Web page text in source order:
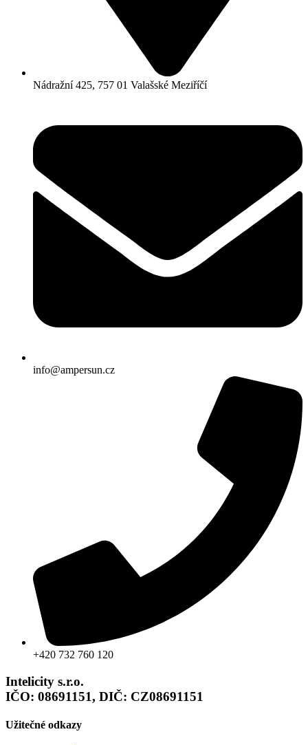
Nádražní 425, 757 01 Valašské Meziříčí
info@ampersun.cz
+420 732 760 120
Intelicity s.r.o.
IČO: 08691151, DIČ: CZ08691151
Užitečné odkazy